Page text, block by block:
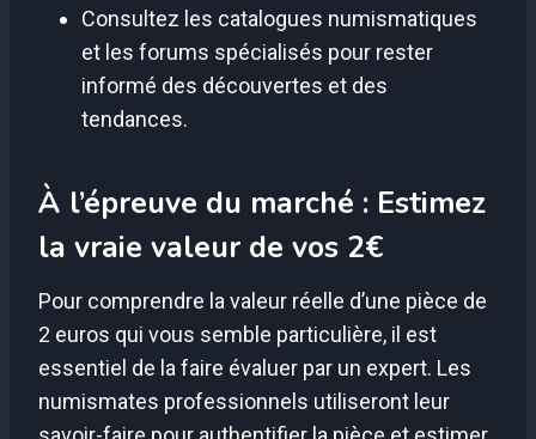
Consultez les catalogues numismatiques
et les forums spécialisés pour rester
informé des découvertes et des
tendances.
À l’épreuve du marché : Estimez
la vraie valeur de vos 2€
Pour comprendre la valeur réelle d’une pièce de
2 euros qui vous semble particulière, il est
essentiel de la faire évaluer par un expert. Les
numismates professionnels utiliseront leur